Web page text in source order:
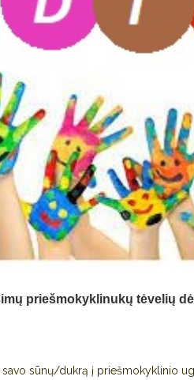
priešmokyklinukų tėvelių
sūnų/dukrą į priešmokyklinio